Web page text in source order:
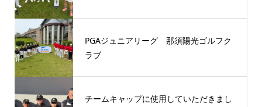
PGAジュニアリーグ 那須陽光ゴルフク
ラブ
チームキャップに使用していただきまし